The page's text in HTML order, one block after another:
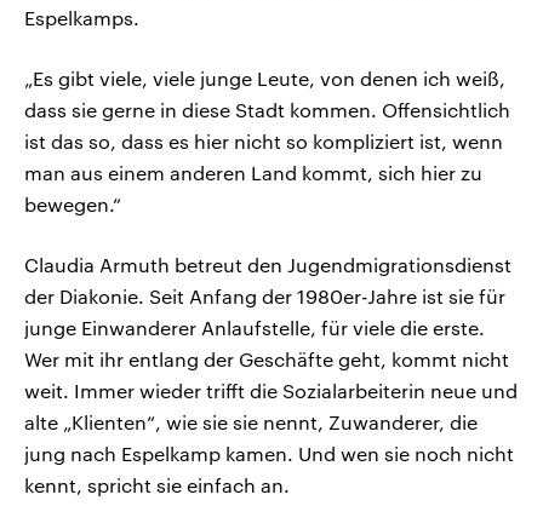
Espelkamps.
„Es gibt viele, viele junge Leute, von denen ich weiß,
dass sie gerne in diese Stadt kommen. Offensichtlich
ist das so, dass es hier nicht so kompliziert ist, wenn
man aus einem anderen Land kommt, sich hier zu
bewegen.“
Claudia Armuth betreut den Jugendmigrationsdienst
der Diakonie. Seit Anfang der 1980er-Jahre ist sie für
junge Einwanderer Anlaufstelle, für viele die erste.
Wer mit ihr entlang der Geschäfte geht, kommt nicht
weit. Immer wieder trifft die Sozialarbeiterin neue und
alte „Klienten“, wie sie sie nennt, Zuwanderer, die
jung nach Espelkamp kamen. Und wen sie noch nicht
kennt, spricht sie einfach an.